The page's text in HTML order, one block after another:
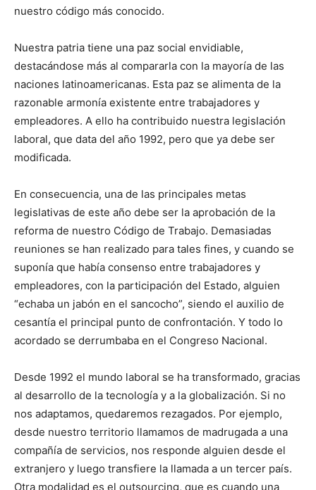
nuestro código más conocido.
Nuestra patria tiene una paz social envidiable,
destacándose más al compararla con la mayoría de las
naciones latinoamericanas. Esta paz se alimenta de la
razonable armonía existente entre trabajadores y
empleadores. A ello ha contribuido nuestra legislación
laboral, que data del año 1992, pero que ya debe ser
modificada.
En consecuencia, una de las principales metas
legislativas de este año debe ser la aprobación de la
reforma de nuestro Código de Trabajo. Demasiadas
reuniones se han realizado para tales fines, y cuando se
suponía que había consenso entre trabajadores y
empleadores, con la participación del Estado, alguien
“echaba un jabón en el sancocho”, siendo el auxilio de
cesantía el principal punto de confrontación. Y todo lo
acordado se derrumbaba en el Congreso Nacional.
Desde 1992 el mundo laboral se ha transformado, gracias
al desarrollo de la tecnología y a la globalización. Si no
nos adaptamos, quedaremos rezagados. Por ejemplo,
desde nuestro territorio llamamos de madrugada a una
compañía de servicios, nos responde alguien desde el
extranjero y luego transfiere la llamada a un tercer país.
Otra modalidad es el outsourcing, que es cuando una